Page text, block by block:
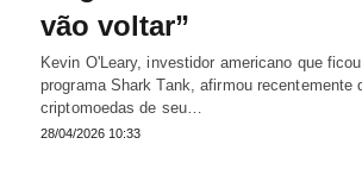
vão voltar”
Kevin O'Leary, investidor americano que
programa Shark Tank, afirmou recentemente
criptomoedas de seu…
28/04/2026 10:33